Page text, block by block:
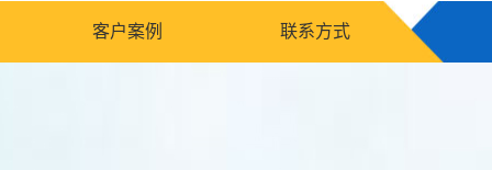
客户案例 联系方式